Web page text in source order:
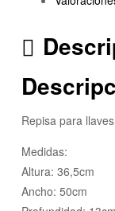
Repisa para
Medidas:
Altura: 36,5cm
Ancho: 50cm